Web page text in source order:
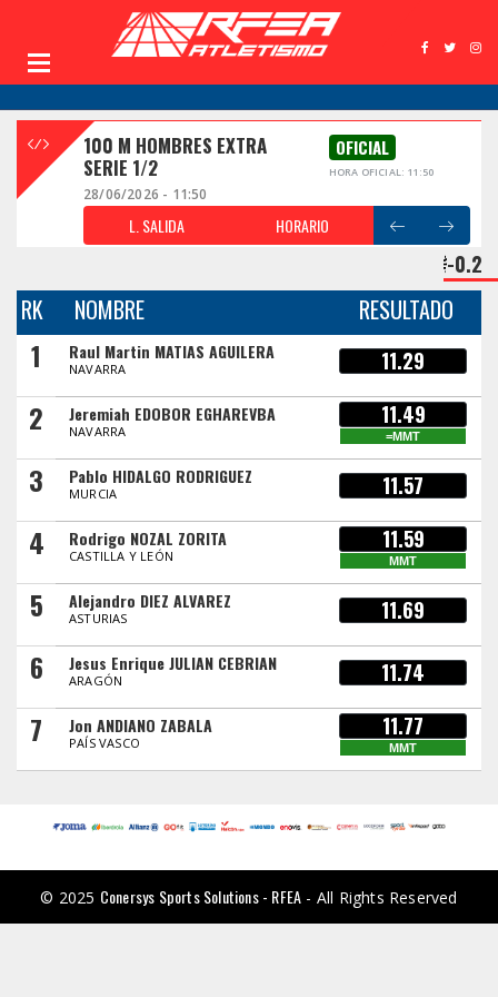
100 M HOMBRES EXTRA
SERIE 1/2
OFICIAL
HORA OFICIAL: 11:50
28/06/2026 - 11:50
L. SALIDA HORARIO
-0.2
RK NOMBRE RESULTADO
1 Raul Martin MATIAS AGUILERA
NAVARRA 11.29
2 Jeremiah EDOBOR EGHAREVBA
NAVARRA
11.49
=MMT
3 Pablo HIDALGO RODRIGUEZ
MURCIA 11.57
4 Rodrigo NOZAL ZORITA
CASTILLA Y LEÓN
11.59
MMT
5 Alejandro DIEZ ALVAREZ
ASTURIAS 11.69
6 Jesus Enrique JULIAN CEBRIAN
ARAGÓN 11.74
7 Jon ANDIANO ZABALA
PAÍS VASCO
11.77
MMT
© 2025 Conersys Sports Solutions - RFEA - All Rights Reserved